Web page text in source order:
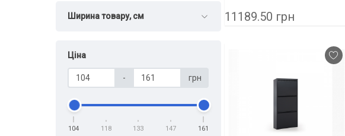
Ширина товару, см
Ціна
- грн
104 118 133 147 161
11189.50 грн